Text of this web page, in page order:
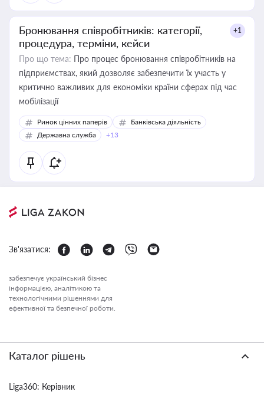
Бронювання співробітників: категорії,
процедура, терміни, кейси
+1
Про що тема: Про процес бронювання співробітників на
підприємствах, який дозволяє забезпечити їх участь у
критично важливих для економіки країни сферах під час
мобілізації
Ринок цінних паперів
Банківська діяльність
Державна служба
+13
Зв'язатися:
забезпечує український бізнес
інформацією, аналітикою та
технологічними рішеннями для
ефективної та безпечної роботи.
Каталог рішень
Liga360: Керівник